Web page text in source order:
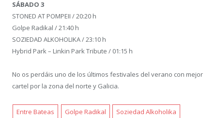
SÁBADO 3
STONED AT POMPEII / 20:20 h
Golpe Radikal / 21:40 h
SOZIEDAD ALKOHOLIKA / 23:10 h
Hybrid Park – Linkin Park Tribute / 01:15 h
No os perdáis uno de los últimos festivales del verano con mejor
cartel por la zona del norte y Galicia.
Entre Bateas Golpe Radikal Soziedad Alkoholika